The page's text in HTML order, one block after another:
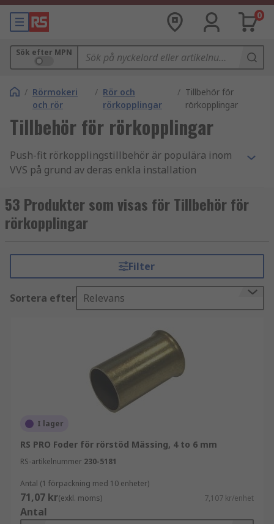
0
Sök efter MPN
/ Rörmokeri
och rör
/ Rör och
rörkopplingar
/ Tillbehör för
rörkopplingar
Tillbehör för rörkopplingar
Push-fit rörkopplingstillbehör är populära inom
VVS på grund av deras enkla installation
anslutningarna passar ihop med bara en
tryckning.
tillbehör för att hjälpa till vid rördragning av
varm- och kallvattensystem samt
centralvärmesystem.
Typer av rörkopplingstillbehör
Det finns många olika typer av
rörkopplingstillbehör som kan tillverkas av olika
material som koppar (idealiskt för höga
temperaturer), plast och mässing.
Tillbehörskopplingar inkluderar:
Samlarklämma
Rörkragar och rörkåpor
Rörklämma
Rörstödsfoder - MDPE (medium polyeten)
rörkopplingar är mycket hållbara och
flexibla och har mycket god motståndskraft
53 Produkter som visas för Tillbehör för
rörkopplingar
Filter
Sortera efter Relevans
I lager
RS PRO Foder för rörstöd Mässing, 4 to 6 mm
RS-artikelnummer 230-5181
Antal (1 förpackning med 10 enheter)
71,07 kr(exkl. moms) 7,107 kr/enhet
Antal